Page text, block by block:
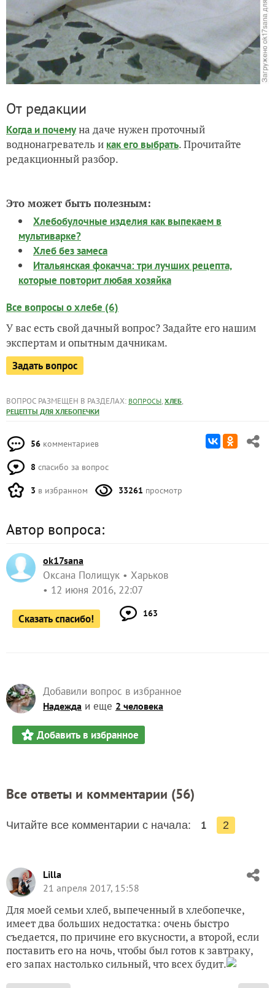
От редакции
Когда и почемуна даче нужен проточный
воднонагреватель и как его выбрать. Прочитайте
редакционный разбор.
Это может быть полезным:
Хлебобулочные изделия как выпекаем в
мультиварке?
Хлеб без замеса
Итальянская фокачча: три лучших рецепта,
которые повторит любая хозяйка
Все вопросы о хлебе (6)
У вас есть свой дачный вопрос? Задайте его нашим
экспертам и опытным дачникам.
Задать вопрос
ВОПРОС РАЗМЕЩЕН В РАЗДЕЛАХ: ВОПРОСЫ, ХЛЕБ,
РЕЦЕПТЫ ДЛЯ ХЛЕБОПЕЧКИ
56 комментариев
8 спасибо за вопрос
3 в избранном 33261 просмотр
Автор вопроса:
ok17sana
Оксана Полищук
Харьков
12 июня 2016, 22:07
Сказать спасибо! 163
Добавили вопрос в избранное
Надежда и еще 2 человека
Добавить в избранное
Все ответы и комментарии (56)
Читайте все комментарии с начала: 1 2
Lilla
21 апреля 2017, 15:58
Для моей семьи хлеб, выпеченный в хлебопечке,
имеет два больших недостатка: очень быстро
съедается, по причине его вкусности, а второй, если
поставить его на ночь, чтобы был готов к завтраку,
его запах настолько сильный, что всех будит.